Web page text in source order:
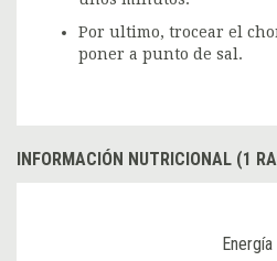
Por ultimo, trocear el
poner a punto de sal.
INFORMACIÓN NUTRICIONAL (1
Energía